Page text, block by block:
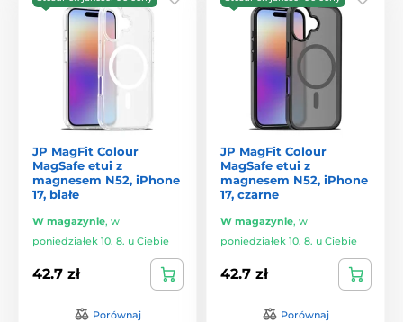
JP MagFit Colour
MagSafe etui z
magnesem N52, iPhone
17, białe
W magazynie, w
poniedziałek 10. 8. u Ciebie
42.7 zł
Porównaj
JP MagFit Colour
MagSafe etui z
magnesem N52, iPhone
17, czarne
W magazynie, w
poniedziałek 10. 8. u Ciebie
42.7 zł
Porównaj